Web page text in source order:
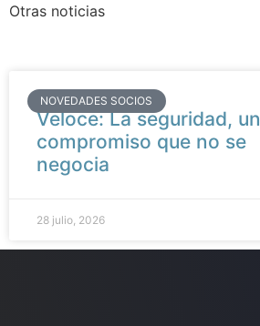
Otras noticias
NOVEDADES SOCIOS
Veloce: La seguridad, un
compromiso que no se
negocia
28 julio, 2026